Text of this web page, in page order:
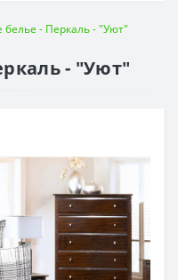
белье - Перкаль - "Уют"
- "Уют"